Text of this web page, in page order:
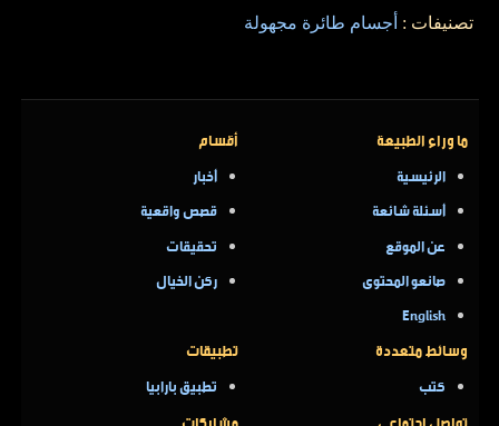
تصنيفات : أجسام طائرة مجهولة
ما وراء الطبيعة
الرئيسية
أسئلة شائعة
عن الموقع
صانعو المحتوى
English
أقسام
أخبار
قصص واقعية
تحقيقات
ركن الخيال
وسائط متعددة
كتب
تطبيقات
تطبيق بارابيا
تواصل اجتماعي مشاركات